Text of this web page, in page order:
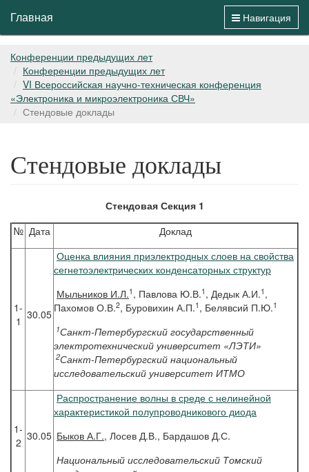
Навигация
Главная
Конференции предыдущих лет
Конференции предыдущих лет
VI Всероссийская научно-техническая конференция
«Электроника и микроэлектроника СВЧ»
Стендовые доклады
Стендовые доклады
Стендовая Секция 1
№ Дата Доклад
1-
1 30.05
Оценка влияния приэлектродных слоев на свойства
сегнетоэлектрических конденсаторных структур
Мыльников И.Л.1 , Павлова Ю.В.1 , Дедык А.И.1 ,
Пахомов О.В.2, Буровихин А.П.1 , Белявсий П.Ю.1
1Санкт-Петербургский государственный
электротехнический университет «ЛЭТИ»
2Санкт-Петербургский национальный
исследовательский университет ИТМО
1-
2 30.05
Распространение волны в среде с нелинейной
характеристикой полупроводникового диода
Быков А.Г., Лосев Д.В., Бардашов Д.С.
Национальный исследовательский Томский